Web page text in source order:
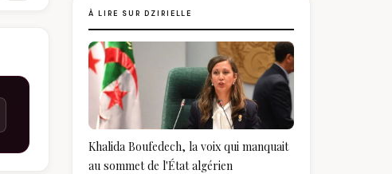
À LIRE SUR DZIRIELLE
Khalida Boufedech, la voix qui manquait
au sommet de l'État algérien